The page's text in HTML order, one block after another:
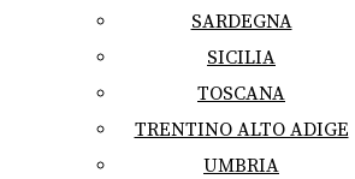
SARDEGNA
SICILIA
TOSCANA
TRENTINO ALTO ADIGE
UMBRIA